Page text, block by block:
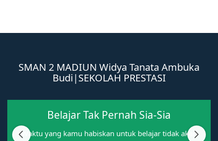
SMAN 2 MADIUN Widya Tanata Ambuka
Budi|Widya Tanata Ambuka Budi
SEKOLAH PRESTASI
Belajar Tak Pernah Sia-Sia
Waktu yang kamu habiskan untuk belajar tidak akan